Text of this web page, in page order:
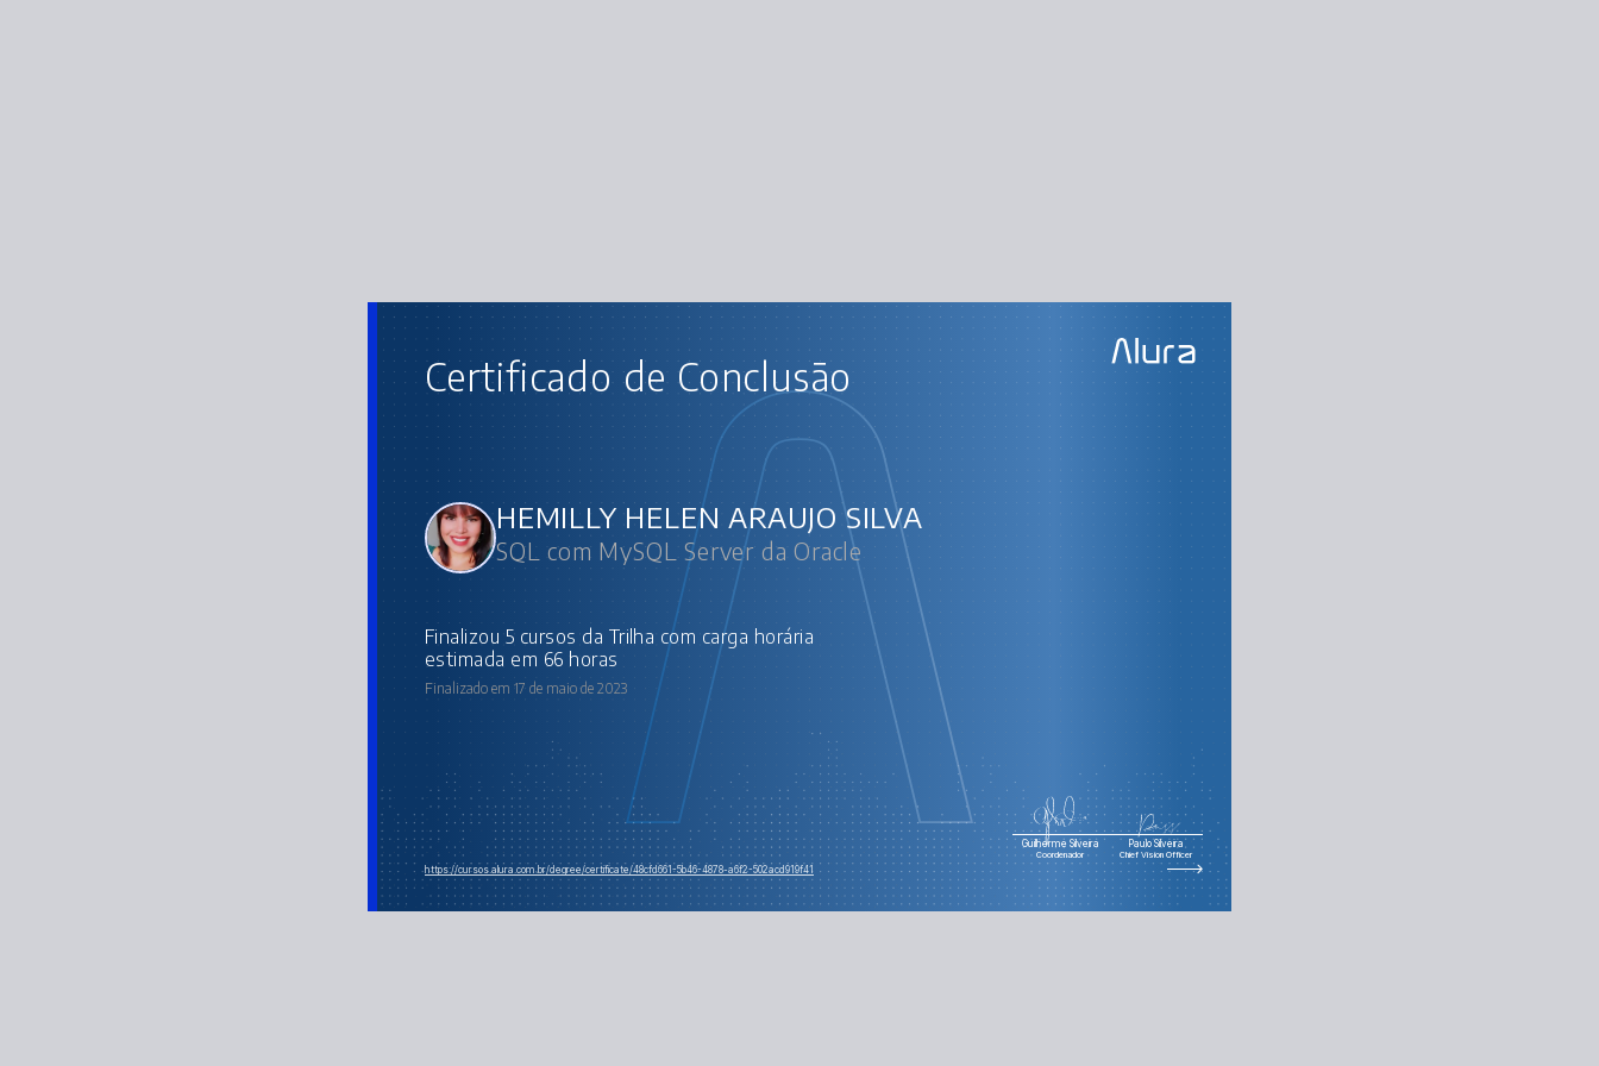
Certificado de Conclusão
HEMILLY HELEN ARAUJO SILVA
SQL com MySQL Server da Oracle
Finalizou 5 cursos da Trilha com carga horária
estimada em 66 horas
Finalizado em 17 de maio de 2023
Guilherme Silveira
Coordenador
Paulo Silveira
Chief Vision Officer
https://cursos.alura.com.br/degree/certificate/48cfd661-5b46-4878-a6f2-502acd919f41
CURSOS DA TRILHA
SQL com MySQL Server da Oracle
Consultas SQL: avançando no SQL com MySQL
Comandos DML: manipulação de dados com MySQL
Administração do MySQL: segurança e otimização do banco